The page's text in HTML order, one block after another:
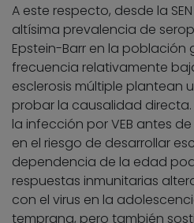
A este respecto, desde la
altísima prevalencia de
Epstein-Barr en la población
frecuencia relativamente
esclerosis múltiple plantean
probar la causalidad
la infección por VEB antes
en el riesgo de desarrollar
dependencia de la edad
respuestas inmunitarias
con el virus en la
temprana, pero también